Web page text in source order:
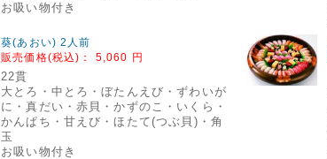
お吸い物付き
葵(あおい) 2人前
販売価格(税込)： 5,060 円
22貫
大とろ・中とろ・ぼたんえび・ずわいが
に・真だい・赤貝・かずのこ・いくら・
かんぱち・甘えび・ほたて(つぶ貝)・角
玉
お吸い物付き